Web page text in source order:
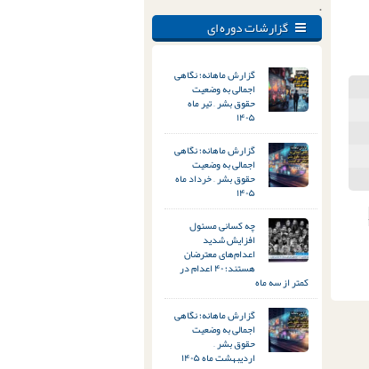
.
گزارشات دوره ای
گزارش ماهانه؛ نگاهی
اجمالی به وضعیت
حقوق بشر – تیر ماه
۱۴۰۵
گزارش ماهانه؛ نگاهی
اجمالی به وضعیت
حقوق بشر – خرداد ماه
۱۴۰۵
چه کسانی مسئول
افزایش شدید
اعدام‌های معترضان
هستند؛ ۴۰ اعدام در
کمتر از سه ماه
گزارش ماهانه؛ نگاهی
اجمالی به وضعیت
حقوق بشر –
اردیبهشت ماه ۱۴۰۵